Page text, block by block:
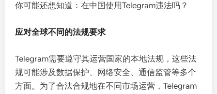
你可能还想知道：在中国使用Telegram违法吗？
应对全球不同的法规要求
Telegram需要遵守其运营国家的本地法规，这些法
规可能涉及数据保护、网络安全、通信监管等多个
方面。为了合法合规地在不同市场运营，Telegram